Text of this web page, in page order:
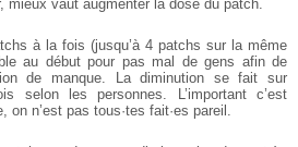
mieux vaut augmenter la dose du patch.
à la fois (jusqu’à 4 patchs sur la même
au début pour pas mal de gens afin de
de manque. La diminution se fait sur
selon les personnes. L’important c’est
on n’est pas tous·tes fait·es pareil.